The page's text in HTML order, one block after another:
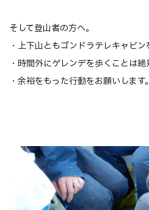
そして登山者の方へ。
・上下山ともゴンドラテレキャビン
・時間外にゲレンデを歩くことは絶
・余裕をもった行動をお願いします。